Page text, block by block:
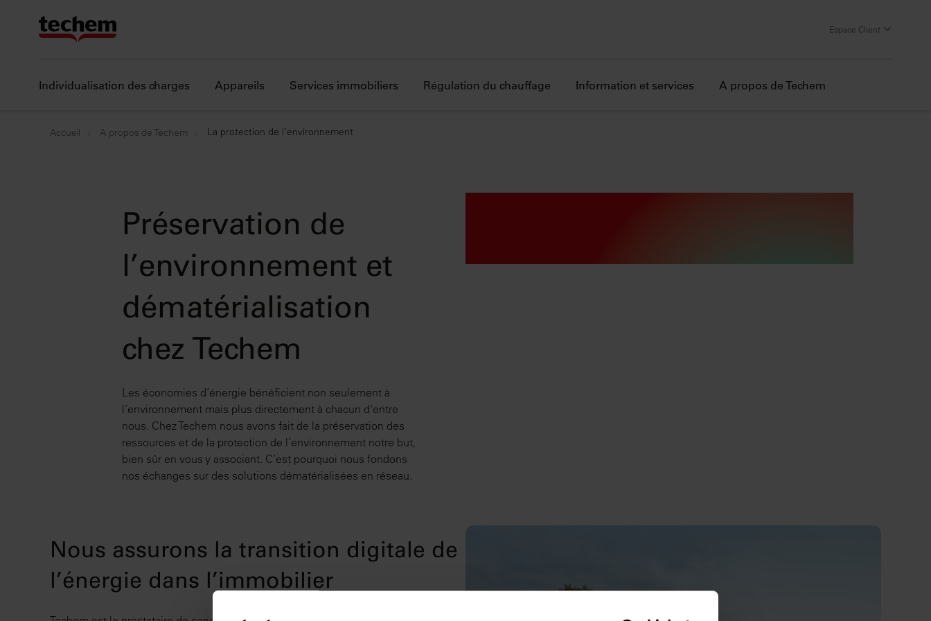
Espace Client
Individualisation des charges Appareils Services immobiliers Régulation du chauffage Information et services A propos de Techem
Accueil A propos de Techem La protection de l’environnement
Préservation de
l’environnement et
dématérialisation
chez Techem
Les économies d’énergie bénéficient non seulement à
l’environnement mais plus directement à chacun d'entre
nous. Chez Techem nous avons fait de la préservation des
ressources et de la protection de l’environnement notre but,
bien sûr en vous y associant. C’est pourquoi nous fondons
nos échanges sur des solutions dématérialisées en réseau.
Nous assurons la transition digitale de
l’énergie dans l’immobilier